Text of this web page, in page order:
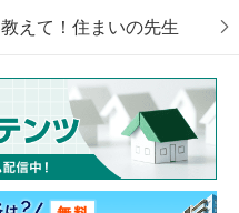
教えて！住まいの先生